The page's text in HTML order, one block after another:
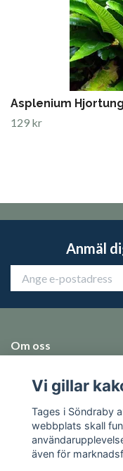
Asplenium
129 kr
Anmäl
Om oss
Emballage
Sociala medier
Vi gillar
Tages i Söndraby
webbplats skall
även för